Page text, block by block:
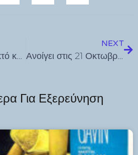
Βακούφ Κω: Ανοικτό κάλεσμα σε όλους τους Μουσουλμάνους για ενημέρωση σχετικά με τα τεμένη
NEXT
Ανοίγει στις 21 Οκτωβρίου η πλατφόρμα υποβολής αιτήσεων στο πρόγραμμα “ΝΗΣΙδΑ”, για την στήριξη των ΜμΕ του Ν. Αιγαίου
Για Εξερεύνηση